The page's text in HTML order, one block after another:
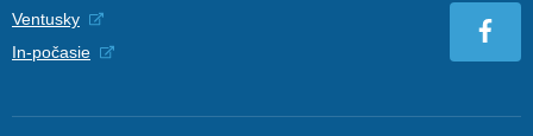
Ventusky
In-počasie